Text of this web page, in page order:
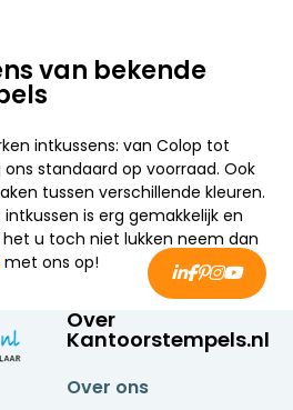
van bekende
intkussens: van Colop tot
ons standaard op voorraad. Ook
tussen verschillende kleuren.
is erg gemakkelijk en
u toch niet lukken neem dan
met ons op!
Over
Kantoorstempels.nl
Over ons